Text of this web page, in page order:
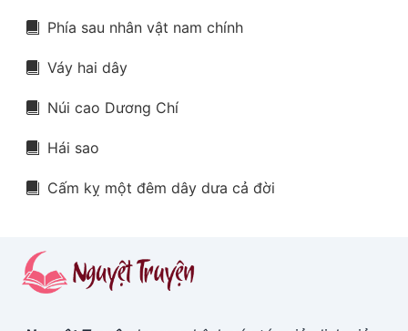
Phía sau nhân vật nam chính
Váy hai dây
Núi cao Dương Chí
Hái sao
Cấm kỵ một đêm dây dưa cả đời